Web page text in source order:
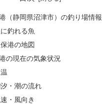
（静岡県沼津市）の釣り場情報
釣れる魚
港の地図
の現在の気象状況
・潮の流れ
・風向き